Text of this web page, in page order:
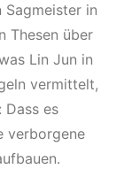
Sagmeister in
Thesen über
Lin Jun in
vermittelt,
Dass es
verborgene